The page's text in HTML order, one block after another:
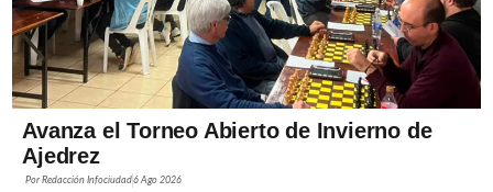
Avanza el Torneo Abierto de Invierno de
Ajedrez
PorRedacción Infociudad6 Ago 2026